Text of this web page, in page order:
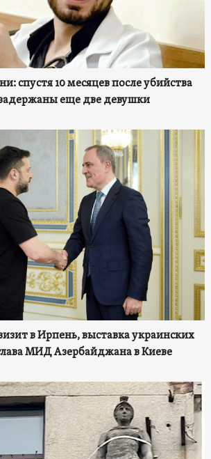
спустя 10 месяцев после убийства
еще две девушки
в Ирпень, выставка украинских
МИД Азербайджана в Киеве